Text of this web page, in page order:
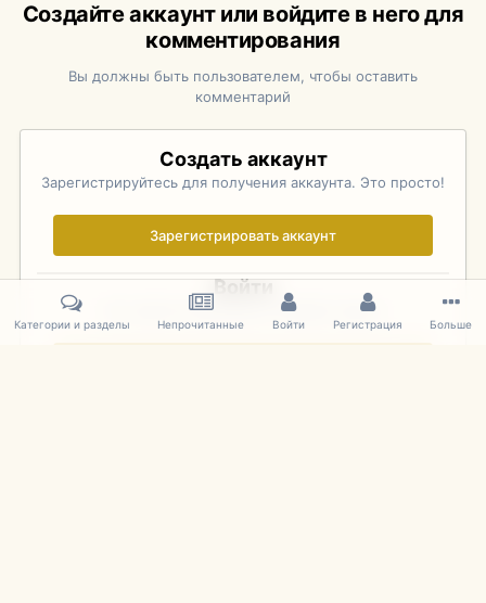
Создайте аккаунт или войдите в него для
комментирования
Вы должны быть пользователем, чтобы оставить
комментарий
Создать аккаунт
Зарегистрируйтесь для получения аккаунта. Это просто!
Зарегистрировать аккаунт
Войти
Уже зарегистрированы? Войдите здесь.
Категории и разделы Непрочитанные Войти Регистрация Больше